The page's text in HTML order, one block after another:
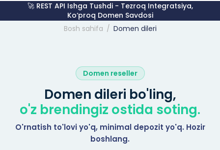
🚀 REST API Ishga Tushdi - Tezroq Integratsiya,
Ko‘proq Domen Savdosi
Bosh sahifa
Domen dileri
Domen reseller
Domen dileri bo'ling,
o'z brendingiz ostida soting.
O'rnatish to'lovi yo'q, minimal depozit yo'q. Hozir
boshlang.